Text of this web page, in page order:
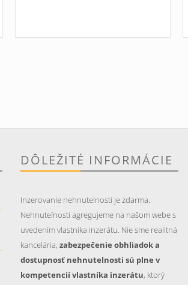
DÔLEŽITÉ INFORMÁCIE
Inzerovanie nehnutelností je zdarma.
Nehnuteľnosti agregujeme na našom webe s
uvedením vlastníka inzerátu. Nie sme realitná
kancelária, zabezpečenie obhliadok a
dostupnosť nehnutelnosti sú plne v
kompetencií vlastníka inzerátu, ktorý